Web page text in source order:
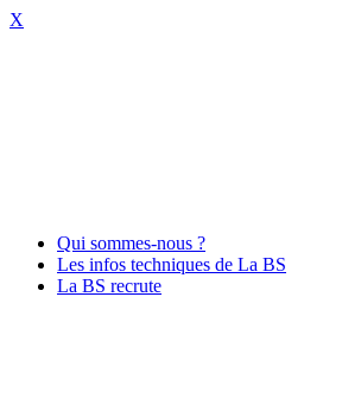
X
Qui sommes-nous ?
Les infos techniques de La BS
La BS recrute